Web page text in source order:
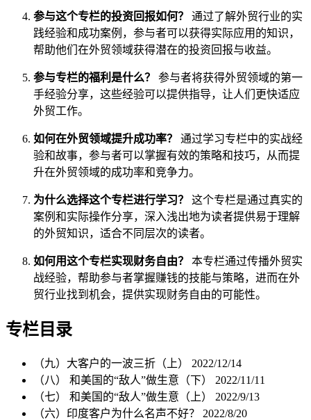
参与这个专栏的投资回报如何？
通过了解外贸行业的实
践经验和成功案例，参与者可以获得实际应用的知识，
帮助他们在外贸领域获得潜在的投资回报与收益。
参与专栏的福利是什么？
参与者将获得外贸领域的第一
手经验分享，这些经验可以提供指导，让人们更快适应
外贸工作。
如何在外贸领域提升成功率？
通过学习专栏中的实战经
验和故事，参与者可以掌握有效的策略和技巧，从而提
升在外贸领域的成功率和竞争力。
为什么选择这个专栏进行学习？
这个专栏是通过真实的
案例和实际操作分享，深入浅出地为读者提供易于理解
的外贸知识，适合不同层次的读者。
如何用这个专栏实现财务自由？
本专栏通过传播外贸实
战经验，帮助参与者掌握赚钱的技能与策略，进而在外
贸行业找到机会，提供实现财务自由的可能性。
专栏目录
（九）大客户的一波三折（上） 2022/12/14
（八） 和美国的“敌人”做生意（下） 2022/11/11
（七） 和美国的“敌人”做生意（上） 2022/9/13
（六）印度客户为什么名声不好？ 2022/8/20